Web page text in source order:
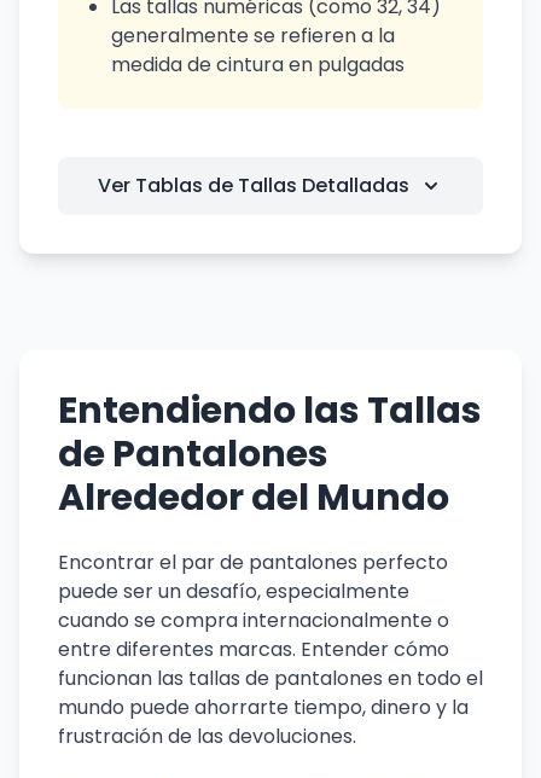
Las tallas numéricas (como 32, 34)
generalmente se refieren a la
medida de cintura en pulgadas
Ver Tablas de Tallas Detalladas
Entendiendo las Tallas
de Pantalones
Alrededor del Mundo
Encontrar el par de pantalones perfecto
puede ser un desafío, especialmente
cuando se compra internacionalmente o
entre diferentes marcas. Entender cómo
funcionan las tallas de pantalones en todo el
mundo puede ahorrarte tiempo, dinero y la
frustración de las devoluciones.